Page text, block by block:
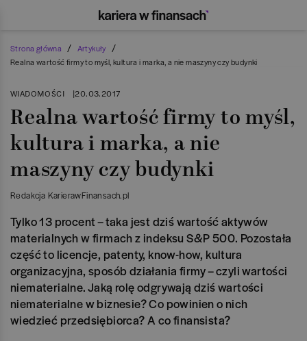
Strona główna / Artykuły /
Realna wartość firmy to myśl, kultura i marka, a nie maszyny czy budynki
WIADOMOŚCI |20.03.2017
Realna wartość firmy to myśl,
kultura i marka, a nie
maszyny czy budynki
Redakcja KarierawFinansach.pl
Tylko 13 procent – taka jest dziś wartość aktywów
materialnych w firmach z indeksu S&P 500. Pozostała
część to licencje, patenty, know-how, kultura
organizacyjna, sposób działania firmy – czyli wartości
niematerialne. Jaką rolę odgrywają dziś wartości
niematerialne w biznesie? Co powinien o nich
wiedzieć przedsiębiorca? A co finansista?